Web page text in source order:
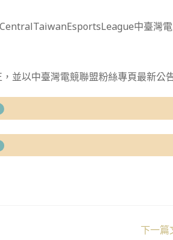
中臺灣
並以中臺灣電競聯盟粉絲專頁最新公
下一篇